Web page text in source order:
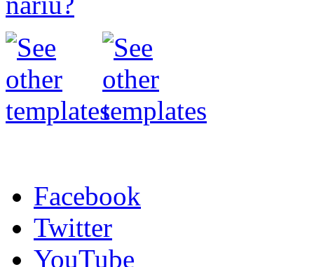
Facebook
Twitter
YouTube